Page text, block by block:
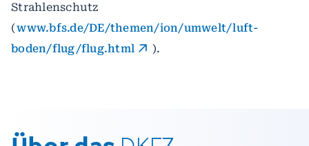
Strahlenschutz
(www.bfs.de/DE/themen/ion/umwelt/luft-
boden/flug/flug.html
).